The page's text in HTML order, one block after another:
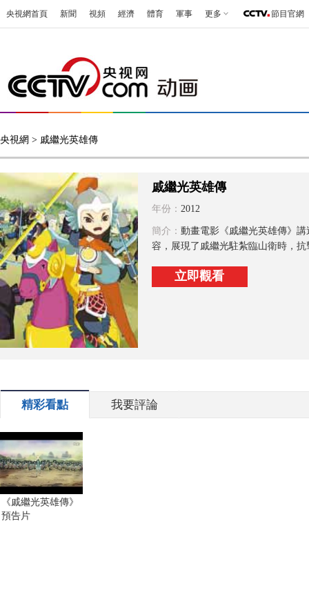
央視網首頁 新聞 視頻 經濟 體育 軍事 更多 節目官網
央視網 > 戚繼光英雄傳
戚繼光英雄傳
年份： 2012
簡介： 動畫電影《戚繼光英雄傳》
容，展現了戚繼光駐紮臨山衛時，
立即觀看
精彩看點 我要評論
《戚繼光英雄傳》
預告片